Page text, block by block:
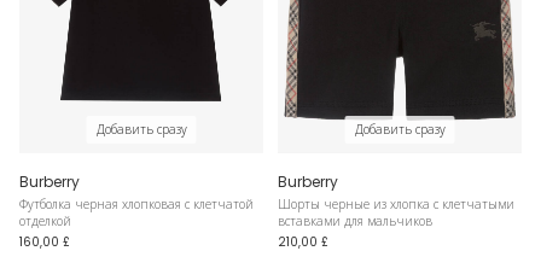
Добавить сразу
Burberry
Футболка черная хлопковая с клетчатой
отделкой
160,00 £
Добавить сразу
Burberry
Шорты черные из хлопка с клетчатыми
вставками для мальчиков
210,00 £